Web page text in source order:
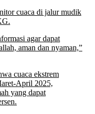
cuaca di jalur mudik
agar dapat
aman dan nyaman,”
cuaca ekstrem
April 2025,
yang dapat